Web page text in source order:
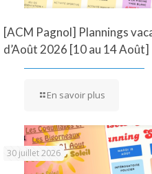
[ACM Pagnol] Plannings
d’Août 2026 [10 au 14 Août]
En savoir plus
30 juillet 2026